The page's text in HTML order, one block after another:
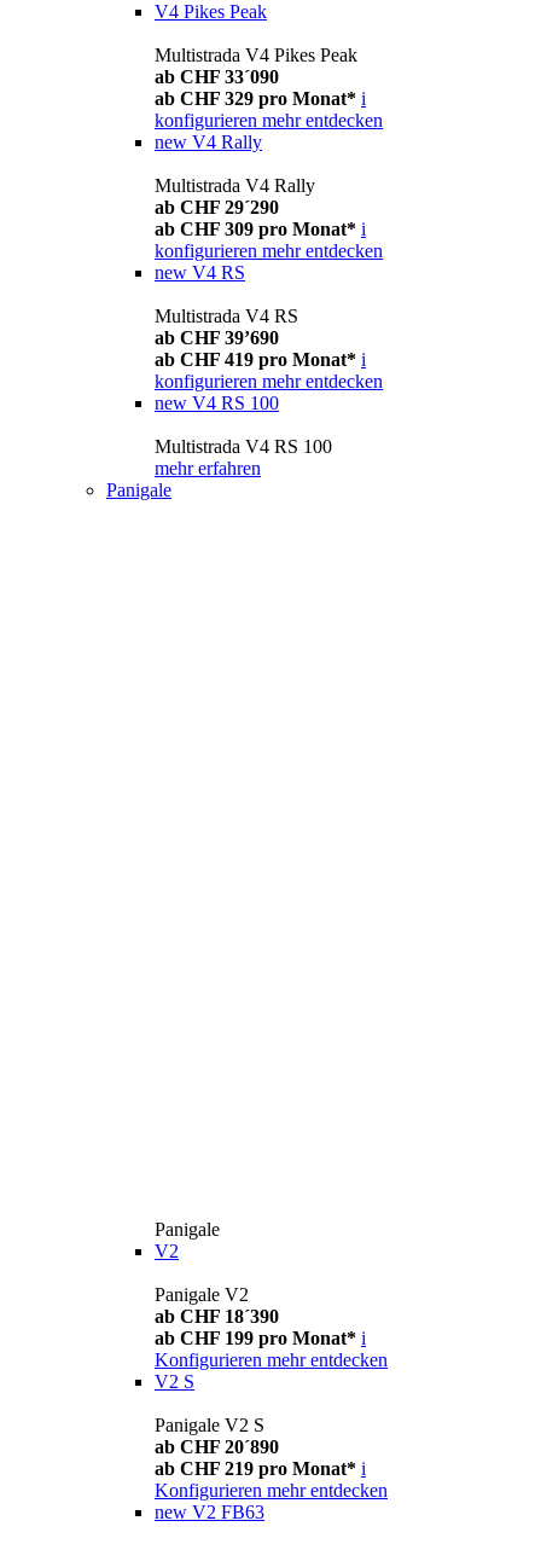
V4 Pikes Peak
Multistrada V4 Pikes Peak
ab CHF 33´090
ab CHF 329 pro Monat* i
konfigurieren mehr entdecken
new V4 Rally
Multistrada V4 Rally
ab CHF 29´290
ab CHF 309 pro Monat* i
konfigurieren mehr entdecken
new V4 RS
Multistrada V4 RS
ab CHF 39’690
ab CHF 419 pro Monat* i
konfigurieren mehr entdecken
new V4 RS 100
Multistrada V4 RS 100
mehr erfahren
Panigale
Panigale
V2
Panigale V2
ab CHF 18´390
ab CHF 199 pro Monat* i
Konfigurieren mehr entdecken
V2 S
Panigale V2 S
ab CHF 20´890
ab CHF 219 pro Monat* i
Konfigurieren mehr entdecken
new V2 FB63